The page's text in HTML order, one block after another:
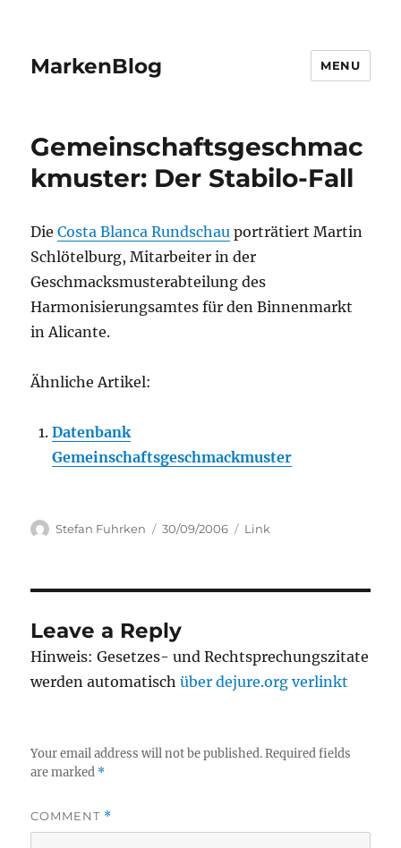
MarkenBlog MENU
Gemeinschaftsgeschmac
kmuster: Der Stabilo-Fall
DieCosta Blanca Rundschau porträtiert Martin
Schlötelburg, Mitarbeiter in der
Geschmacksmusterabteilung des
Harmonisierungsamtes für den Binnenmarkt
in Alicante.
Ähnliche Artikel:
Datenbank
Gemeinschaftsgeschmackmuster
Author
Stefan Fuhrken
Posted
30/09/2006 Categories
Link
Leave a Reply
Hinweis: Gesetzes- und Rechtsprechungszitate
werden automatischüber dejure.org verlinkt
Your email address will not be published. Required fields
are marked *
COMMENT *